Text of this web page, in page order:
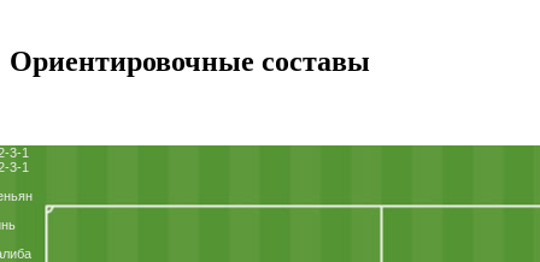
Ориентировочные составы
3-1
3-1